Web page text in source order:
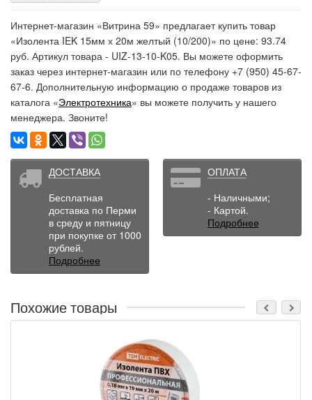
Интернет-магазин «Витрина 59» предлагает купить товар
«Изолента IEK 15мм х 20м желтый (10/200)» по цене: 93.74
руб. Артикул товара - UIZ-13-10-K05. Вы можете оформить
заказ через интернет-магазин или по телефону +7 (950) 45-67-
67-6. Дополнительную информацию о продаже товаров из
каталога «Электротехника» вы можете получить у нашего
менеджера. Звоните!
ДОСТАВКА
Бесплатная
доставка по Перми
в среду и пятницу
при покупке от 1000
рублей.
Подробнее
ОПЛАТА
- Наличными;
- Картой.
Подробнее
Похожие товары